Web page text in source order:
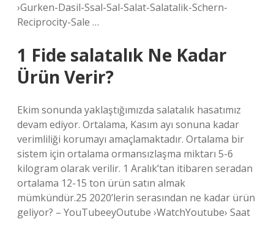
›Gurken-Dasil-Ssal-Sal-Salat-Salatalik-Schern-
Reciprocity-Sale …
1 Fide salatalık Ne Kadar
Ürün Verir?
Ekim sonunda yaklaştığımızda salatalık hasatımız
devam ediyor. Ortalama, Kasım ayı sonuna kadar
verimliliği korumayı amaçlamaktadır. Ortalama bir
sistem için ortalama ormansızlaşma miktarı 5-6
kilogram olarak verilir. 1 Aralık’tan itibaren seradan
ortalama 12-15 ton ürün satın almak
mümkündür.25 2020’lerin serasından ne kadar ürün
geliyor? – YouTubeeyOutube ›WatchYoutube› Saat